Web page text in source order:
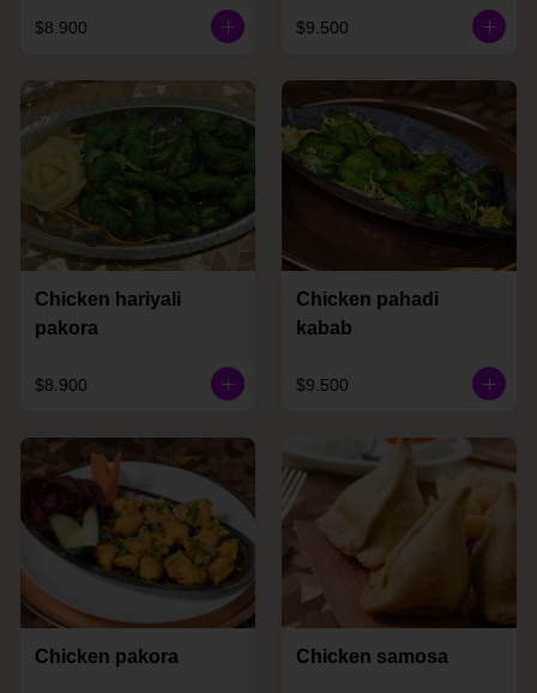
$8.900 $9.500
Chicken hariyali
pakora
$8.900
Chicken pahadi
kabab
$9.500
Chicken pakora Chicken samosa